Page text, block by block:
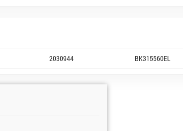
2030944 BK315560EL